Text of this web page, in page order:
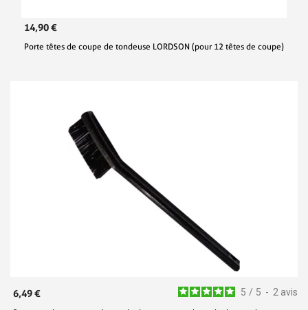
14,90 €
Porte têtes de coupe de tondeuse LORDSON (pour 12 têtes de coupe)
5 / 5 - 2 avis
6,49 €